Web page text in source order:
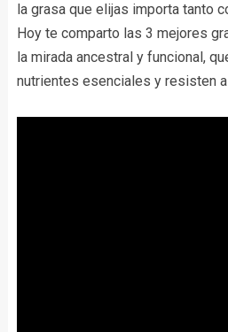
la grasa que elijas importa tanto
Hoy te comparto las 3 mejores
la mirada ancestral y funcional,
nutrientes esenciales y resisten